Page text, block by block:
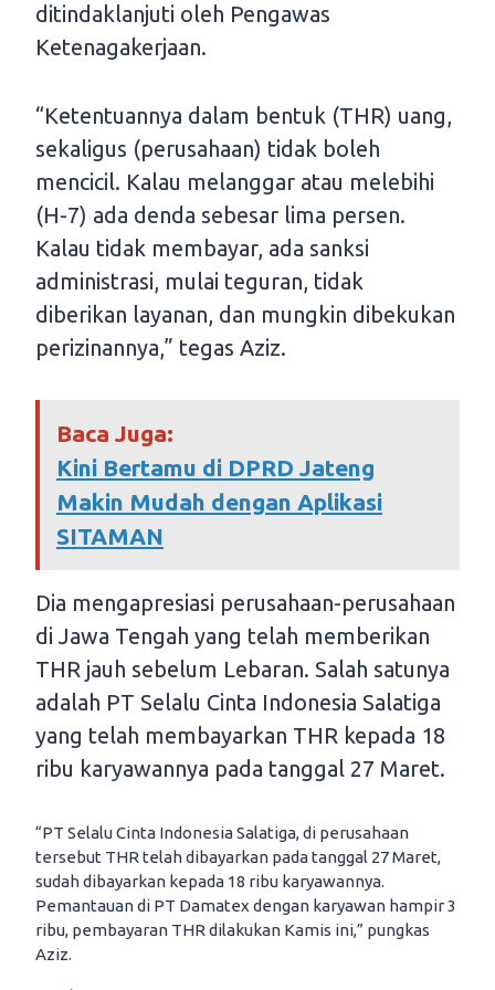
ditindaklanjuti oleh Pengawas
Ketenagakerjaan.
“Ketentuannya dalam bentuk (THR) uang,
sekaligus (perusahaan) tidak boleh
mencicil. Kalau melanggar atau melebihi
(H-7) ada denda sebesar lima persen.
Kalau tidak membayar, ada sanksi
administrasi, mulai teguran, tidak
diberikan layanan, dan mungkin dibekukan
perizinannya,” tegas Aziz.
Baca Juga:
Kini Bertamu di DPRD Jateng
Makin Mudah dengan Aplikasi
SITAMAN
Dia mengapresiasi perusahaan-perusahaan
di Jawa Tengah yang telah memberikan
THR jauh sebelum Lebaran. Salah satunya
adalah PT Selalu Cinta Indonesia Salatiga
yang telah membayarkan THR kepada 18
ribu karyawannya pada tanggal 27 Maret.
“PT Selalu Cinta Indonesia Salatiga, di perusahaan
tersebut THR telah dibayarkan pada tanggal 27 Maret,
sudah dibayarkan kepada 18 ribu karyawannya.
Pemantauan di PT Damatex dengan karyawan hampir 3
ribu, pembayaran THR dilakukan Kamis ini,” pungkas
Aziz.